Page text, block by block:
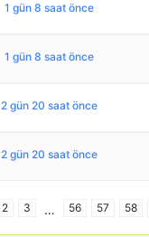
1 gün 8 saat önce
1 gün 8 saat önce
2 gün 20 saat önce
2 gün 20 saat önce
2 3 … 56 57 58